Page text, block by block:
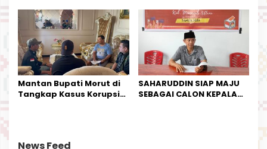
Kesempatan Terakhir
Kurban
Mantan Bupati Morut di
Tangkap Kasus Korupsi
SAHARUDDIN SIAP MAJU
SEBAGAI CALON KEPALA
News Feed